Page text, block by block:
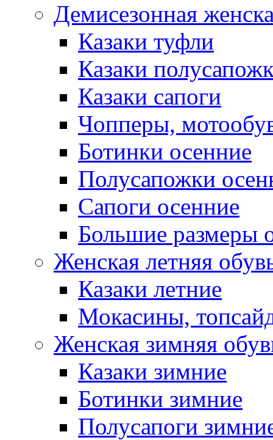
Демисезонная
Казаки туфли
Казаки
Казаки сапоги
Чопперы,
Ботинки осенние
Полусапожки
Сапоги осенние
Большие размеры
Женская летняя
Казаки летние
Мокасины,
Женская зимняя
Казаки зимние
Ботинки зимние
Полусапоги